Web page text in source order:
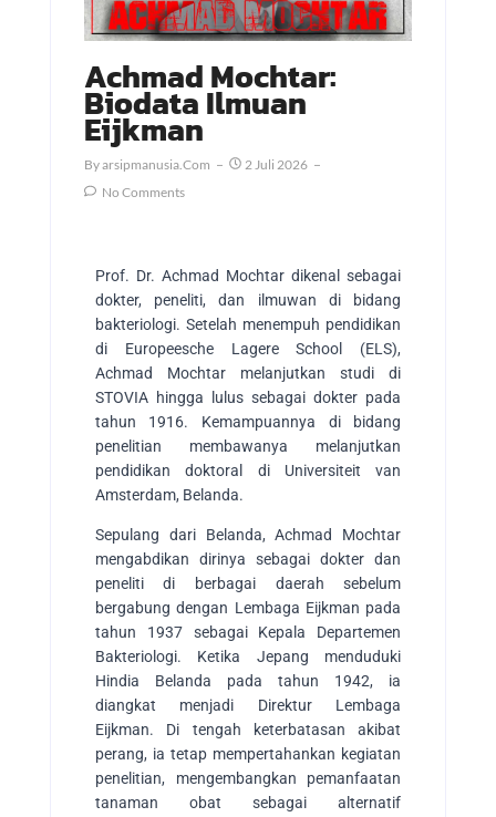
Achmad Mochtar:
Biodata Ilmuan
Eijkman
ByArsipmanusia.com
2 Juli 2026
No Comments
Prof. Dr. Achmad Mochtar dikenal sebagai
dokter, peneliti, dan ilmuwan di bidang
bakteriologi. Setelah menempuh pendidikan
di Europeesche Lagere School (ELS),
Achmad Mochtar melanjutkan studi di
STOVIA hingga lulus sebagai dokter pada
tahun 1916. Kemampuannya di bidang
penelitian membawanya melanjutkan
pendidikan doktoral di Universiteit van
Amsterdam, Belanda.
Sepulang dari Belanda, Achmad Mochtar
mengabdikan dirinya sebagai dokter dan
peneliti di berbagai daerah sebelum
bergabung dengan Lembaga Eijkman pada
tahun 1937 sebagai Kepala Departemen
Bakteriologi. Ketika Jepang menduduki
Hindia Belanda pada tahun 1942, ia
diangkat menjadi Direktur Lembaga
Eijkman. Di tengah keterbatasan akibat
perang, ia tetap mempertahankan kegiatan
penelitian, mengembangkan pemanfaatan
tanaman obat sebagai alternatif